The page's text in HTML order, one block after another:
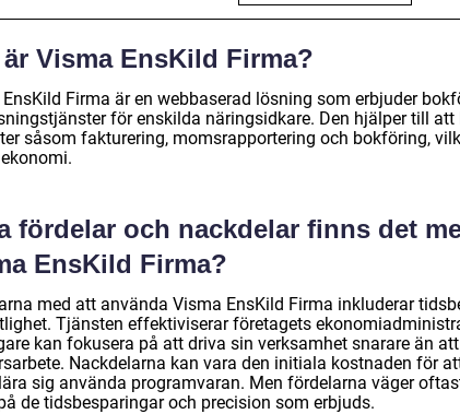
är Visma EnsKild Firma?
Firma är en webbaserad lösning som erbjuder
för enskilda näringsidkare. Den hjälper till
såsom fakturering, momsrapportering och bokföring,
fördelar och nackdelar finns det
EnsKild Firma?
med att använda Visma EnsKild Firma inkluderar
Tjänsten effektiviserar företagets
kan fokusera på att driva sin verksamhet snarare än
Nackdelarna kan vara den initiala kostnaden för
sig använda programvaran. Men fördelarna väger
de tidsbesparingar och precision som erbjuds.